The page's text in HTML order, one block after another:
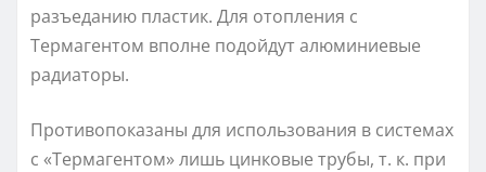
разъеданию пластик. Для отопления с
Термагентом вполне подойдут алюминиевые
радиаторы.
Противопоказаны для использования в системах
с «Термагентом» лишь цинковые трубы, т. к. при